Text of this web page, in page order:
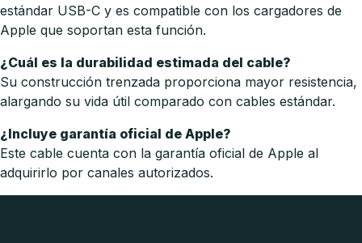
estándar USB-C y es compatible con los cargadores de
Apple que soportan esta función.
¿Cuál es la durabilidad estimada del cable?
Su construcción trenzada proporciona mayor resistencia,
alargando su vida útil comparado con cables estándar.
¿Incluye garantía oficial de Apple?
Este cable cuenta con la garantía oficial de Apple al
adquirirlo por canales autorizados.